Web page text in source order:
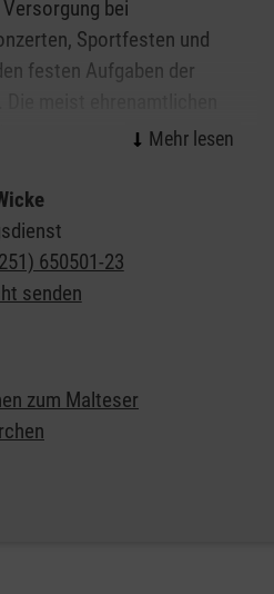
bei
Sportfesten und
festen Aufgaben der
Sanitätsdiensts leisten
gewissen Dimension bzw.
erfordern einen
Überall da, wo viele
erhöht sich
nicht
und zum
650501-23
senden
zum Malteser